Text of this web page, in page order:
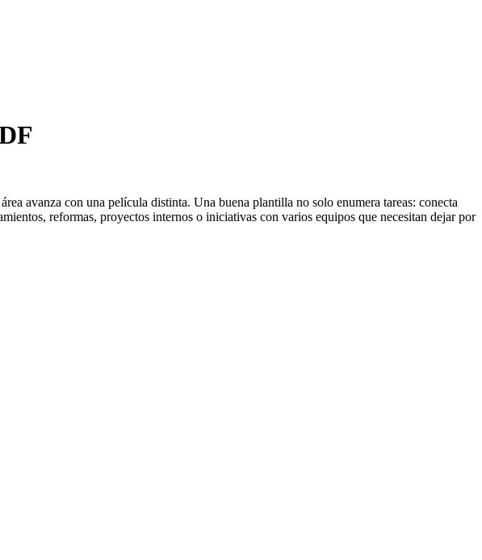
avanza con una película distinta. Una buena plantilla no solo enumera tareas: conecta
reformas, proyectos internos o iniciativas con varios equipos que necesitan dejar por